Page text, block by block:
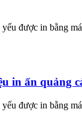
được in bằng
in ấn quảng
được in bằng